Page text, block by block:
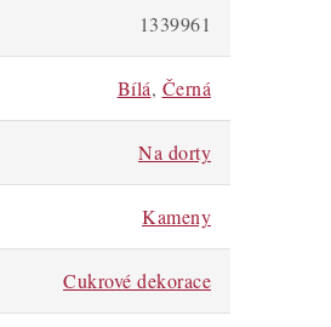
1339961
Bílá, Černá
Na dorty
Kameny
Cukrové dekorace